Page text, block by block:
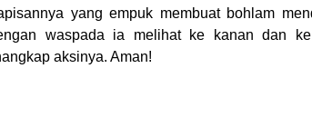
yang empuk membuat bohlam
waspada ia melihat ke kanan dan
aksinya. Aman!